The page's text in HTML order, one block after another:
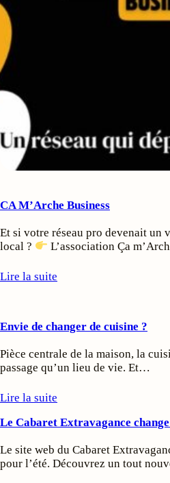
CA M’Arche Business
Et si votre réseau pro devenait un
local ?
L’association Ça
Lire la suite
Envie de changer de cuisine ?
Pièce centrale de la maison, la
passage qu’un lieu de vie. Et…
Lire la suite
Le Cabaret Extravagance
Le site web du Cabaret
pour l’été. Découvrez un tout